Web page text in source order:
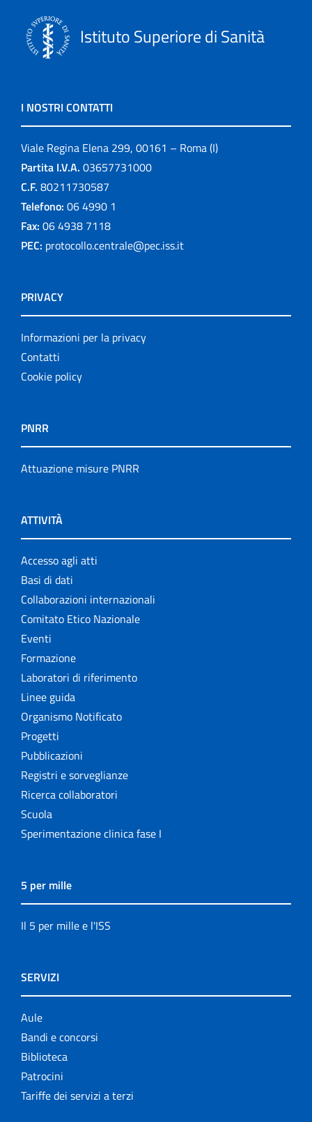
Istituto Superiore di Sanità
I NOSTRI CONTATTI
Viale Regina Elena 299, 00161 – Roma (I)
Partita I.V.A. 03657731000
C.F. 80211730587
Telefono: 06 4990 1
Fax: 06 4938 7118
PEC: protocollo.centrale@pec.iss.it
PRIVACY
Informazioni per la privacy
Contatti
Cookie policy
PNRR
Attuazione misure PNRR
ATTIVITÀ
Accesso agli atti
Basi di dati
Collaborazioni internazionali
Comitato Etico Nazionale
Eventi
Formazione
Laboratori di riferimento
Linee guida
Organismo Notificato
Progetti
Pubblicazioni
Registri e sorveglianze
Ricerca collaboratori
Scuola
Sperimentazione clinica fase I
5 per mille
Il 5 per mille e l'ISS
SERVIZI
Aule
Bandi e concorsi
Biblioteca
Patrocini
Tariffe dei servizi a terzi